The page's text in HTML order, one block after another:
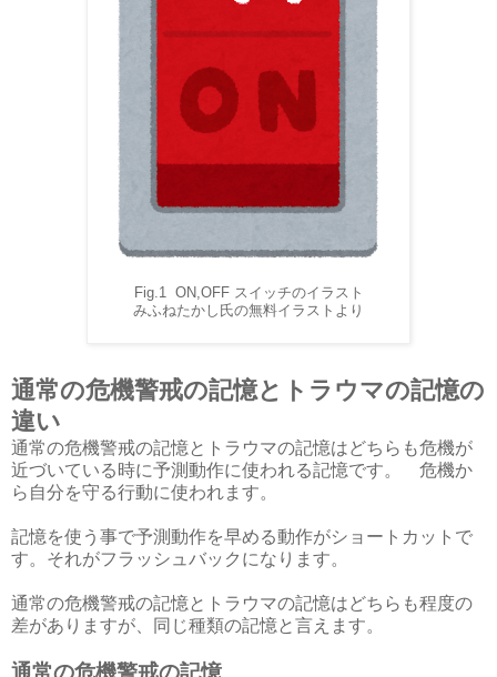
Fig.1 ON,OFF スイッチのイラスト
みふねたかし氏の無料イラストより
通常の危機警戒の記憶とトラウマの記憶の
違い
通常の危機警戒の記憶とトラウマの記憶はどちらも危機が
近づいている時に予測動作に使われる記憶です。 危機か
ら自分を守る行動に使われます。
記憶を使う事で予測動作を早める動作がショートカットで
す。それがフラッシュバックになります。
通常の危機警戒の記憶とトラウマの記憶はどちらも程度の
差がありますが、同じ種類の記憶と言えます。
通常の危機警戒の記憶